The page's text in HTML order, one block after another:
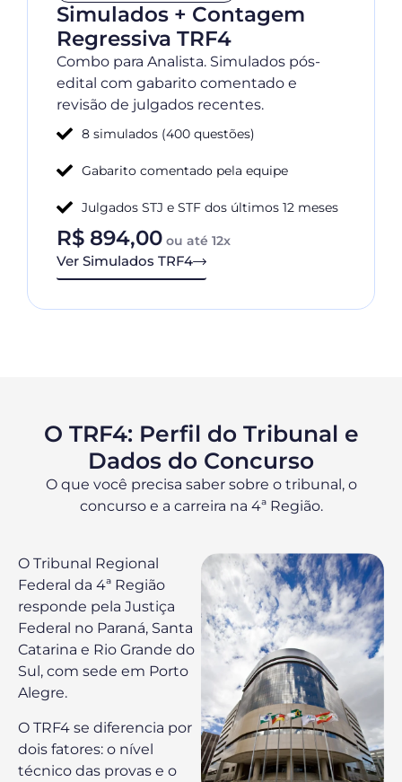
Simulados + Contagem
Regressiva TRF4
Combo para Analista. Simulados pós-
edital com gabarito comentado e
revisão de julgados recentes.
8 simulados (400 questões)
Gabarito comentado pela equipe
Julgados STJ e STF dos últimos 12 meses
R$ 894,00 ou até 12x
Ver Simulados TRF4
O TRF4: Perfil do Tribunal e
Dados do Concurso
O que você precisa saber sobre o tribunal, o
concurso e a carreira na 4ª Região.
O Tribunal Regional
Federal da 4ª Região
responde pela Justiça
Federal no Paraná, Santa
Catarina e Rio Grande do
Sul, com sede em Porto
Alegre.
O TRF4 se diferencia por
dois fatores: o nível
técnico das provas e o